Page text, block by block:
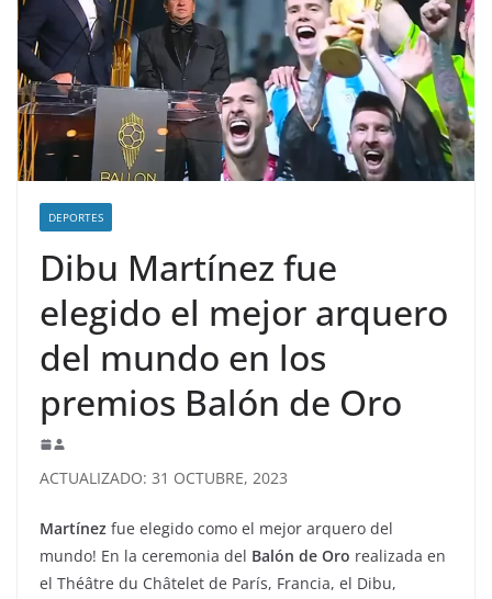
DEPORTES
Dibu Martínez fue
elegido el mejor arquero
del mundo en los
premios Balón de Oro
ACTUALIZADO: 31 OCTUBRE, 2023
Martínez fue elegido como el mejor arquero del
mundo! En la ceremonia del Balón de Oro realizada en
el Théâtre du Châtelet de París, Francia, el Dibu,